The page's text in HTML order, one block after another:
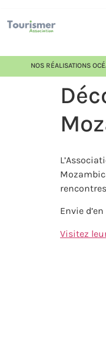
NOS RÉALISATIONS
Envie
Visitez